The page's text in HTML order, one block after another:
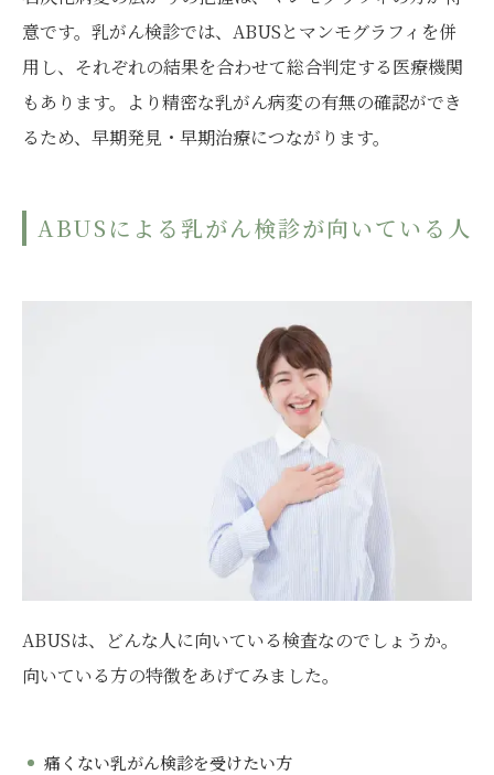
意です。乳がん検診では、ABUSとマンモグラフィを併
用し、それぞれの結果を合わせて総合判定する医療機関
もあります。より精密な乳がん病変の有無の確認ができ
るため、早期発見・早期治療につながります。
ABUSによる乳がん検診が向いている人
ABUSは、どんな人に向いている検査なのでしょうか。
向いている方の特徴をあげてみました。
痛くない乳がん検診を受けたい方